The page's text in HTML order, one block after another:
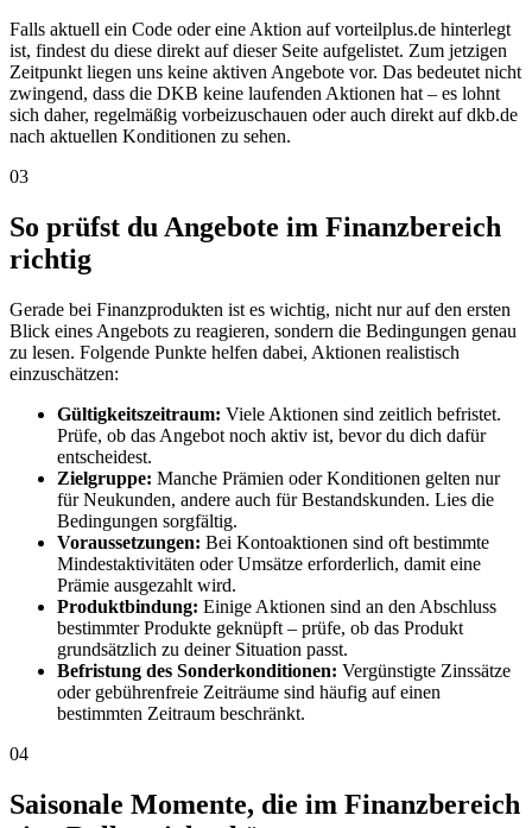
Falls aktuell ein Code oder eine Aktion auf vorteilplus.de hinterlegt
ist, findest du diese direkt auf dieser Seite aufgelistet. Zum jetzigen
Zeitpunkt liegen uns keine aktiven Angebote vor. Das bedeutet nicht
zwingend, dass die DKB keine laufenden Aktionen hat – es lohnt
sich daher, regelmäßig vorbeizuschauen oder auch direkt auf dkb.de
nach aktuellen Konditionen zu sehen.
03
So prüfst du Angebote im Finanzbereich
richtig
Gerade bei Finanzprodukten ist es wichtig, nicht nur auf den ersten
Blick eines Angebots zu reagieren, sondern die Bedingungen genau
zu lesen. Folgende Punkte helfen dabei, Aktionen realistisch
einzuschätzen:
Gültigkeitszeitraum: Viele Aktionen sind zeitlich befristet.
Prüfe, ob das Angebot noch aktiv ist, bevor du dich dafür
entscheidest.
Zielgruppe: Manche Prämien oder Konditionen gelten nur
für Neukunden, andere auch für Bestandskunden. Lies die
Bedingungen sorgfältig.
Voraussetzungen: Bei Kontoaktionen sind oft bestimmte
Mindestaktivitäten oder Umsätze erforderlich, damit eine
Prämie ausgezahlt wird.
Produktbindung: Einige Aktionen sind an den Abschluss
bestimmter Produkte geknüpft – prüfe, ob das Produkt
grundsätzlich zu deiner Situation passt.
Befristung des Sonderkonditionen: Vergünstigte Zinssätze
oder gebührenfreie Zeiträume sind häufig auf einen
bestimmten Zeitraum beschränkt.
04
Saisonale Momente, die im Finanzbereich